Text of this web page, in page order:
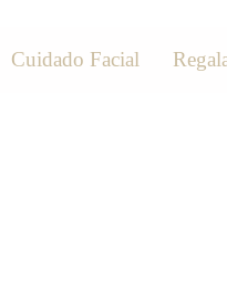
Cuidado Facial